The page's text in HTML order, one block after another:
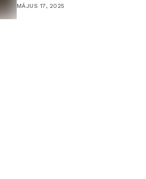
MÁJUS 17, 2025